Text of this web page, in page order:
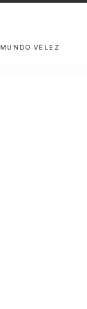
MUNDO VÉLEZ